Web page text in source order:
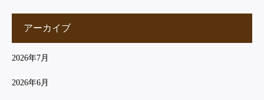
アーカイブ
2026年7月
2026年6月